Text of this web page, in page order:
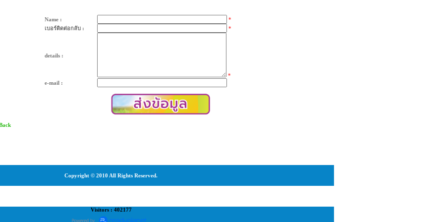
Name :
*
เบอร์ติดต่อกลับ :
*
details :
*
e-mail :
Copyright © 2010 All Rights Reserved.
Visitors : 402177